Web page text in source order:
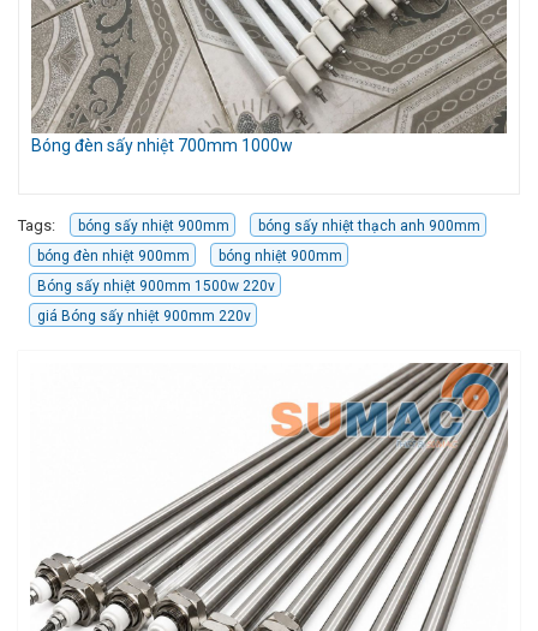
Bóng đèn sấy nhiệt 700mm 1000w
Tags: bóng sấy nhiệt 900mm
bóng sấy nhiệt thạch anh 900mm
bóng đèn nhiệt 900mm
bóng nhiệt 900mm
Bóng sấy nhiệt 900mm 1500w 220v
giá Bóng sấy nhiệt 900mm 220v